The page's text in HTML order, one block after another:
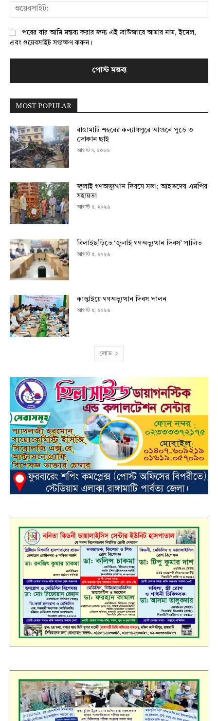
পরের বার আমি মন্তব্য করার জন্য এই ব্রাউজারে আমার নাম, ইমেল,
এবং ওয়েবসাইট সংরক্ষণ করুন।
MOST POPULAR
রাঙামাটি শহরের কল্যাণপুরে আগুনে পুড়ে ৩
দোকান ছাই
আগস্ট ৭, ২০২৬
জুলাই গণঅভ্যুত্থান দিবসে সভা; আহতদের এমপির
সহায়তা
আগস্ট ৫, ২০২৬
বিলাইছড়িতে ‘জুলাই গণঅভ্যুত্থান দিবস’ পালিত
আগস্ট ৫, ২০২৬
কাপ্তাইয়ে গণঅভ্যুত্থান দিবস পালন
আগস্ট ৫, ২০২৬
লোড